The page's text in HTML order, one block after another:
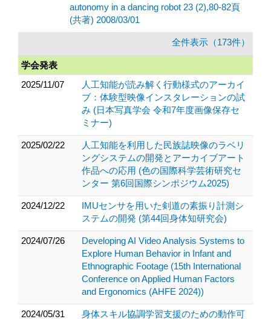
autonomy in a dancing robot 23 (2),80-82頁
(共著) 2008/03/01
全件表示（173件）
学会発表
2025/11/07
人工知能が読み解く行動様式のアーカイ
ブ：体験型映像インスタレーションの試
み (日本写真学会 令和7年度画像保存セ
ミナー)
2025/02/22
人工知能を利用した民族誌映像のラベリ
ングシステムの開発とアーカイブアート
作品への応用 (色の国際科学芸術研究セ
ンター 第6回国際シンポジウム2025)
2024/12/22
IMUセンサを用いた剣道の素振り計測シ
ステムの開発 (第44回身体知研究会)
2024/07/26
Developing AI Video Analysis Systems to
Explore Human Behavior in Infant and
Ethnographic Footage (15th International
Conference on Applied Human Factors
and Ergonomics (AHFE 2024))
2024/05/31 身体スキル協調学習支援のための動作可